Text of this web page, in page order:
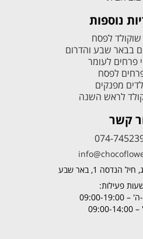
נוספות
שוקולד לפסח
בבאר שבע והדרום
פרחים לעומר
לפסח
מפנקים
לראש השנה
קשר
074-
הנדסה 1, באר שבע
פעילות:
19:00
14:00